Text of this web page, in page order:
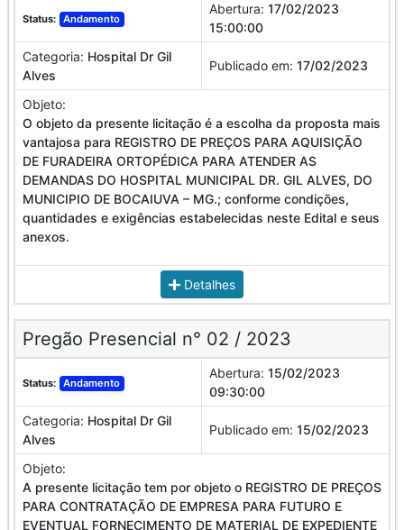
Status: Andamento
Abertura: 17/02/2023
15:00:00
Categoria: Hospital Dr Gil
Alves
Publicado em: 17/02/2023
Objeto:
O objeto da presente licitação é a escolha da proposta mais
vantajosa para REGISTRO DE PREÇOS PARA AQUISIÇÃO
DE FURADEIRA ORTOPÉDICA PARA ATENDER AS
DEMANDAS DO HOSPITAL MUNICIPAL DR. GIL ALVES, DO
MUNICIPIO DE BOCAIUVA – MG.; conforme condições,
quantidades e exigências estabelecidas neste Edital e seus
anexos.
Detalhes
Pregão Presencial n° 02 / 2023
Status: Andamento
Abertura: 15/02/2023
09:30:00
Categoria: Hospital Dr Gil
Alves
Publicado em: 15/02/2023
Objeto:
A presente licitação tem por objeto o REGISTRO DE PREÇOS
PARA CONTRATAÇÃO DE EMPRESA PARA FUTURO E
EVENTUAL FORNECIMENTO DE MATERIAL DE EXPEDIENTE